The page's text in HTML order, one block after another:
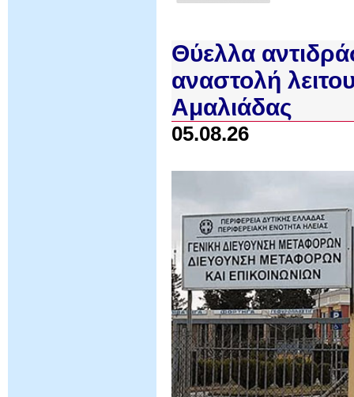
Θύελλα
αναστολή
Αμαλιάδας
05.08.26